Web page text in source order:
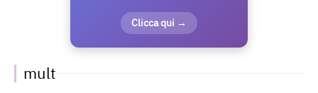
Clicca qui →
mult